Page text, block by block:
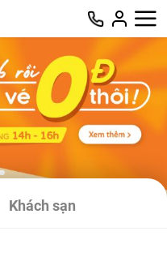
Khách sạn